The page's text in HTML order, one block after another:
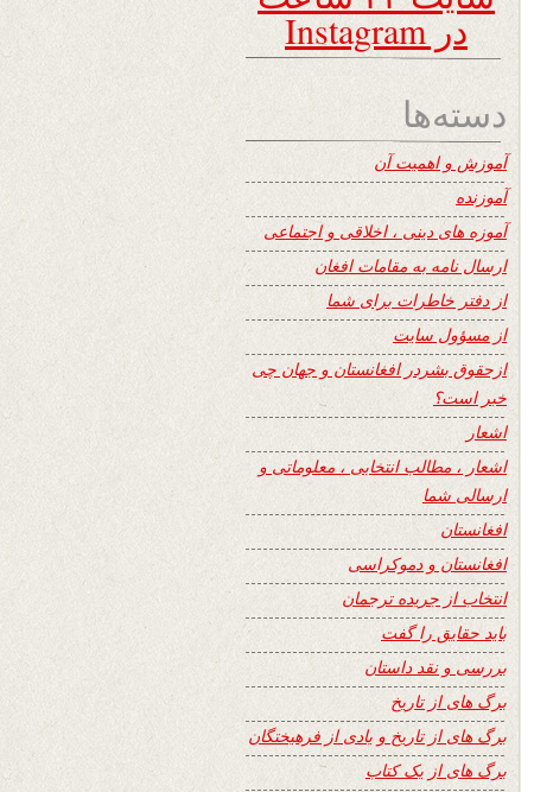
در Instagram
دسته‌ها
آموزش و اهمیت آن
آموزنده
آموزه های دینی ، اخلاقی و اجتماعی
ارسال نامه به مقامات افغان
از دفتر خاطرات برای شما
از مسؤول سایت
ازحقوق بشردر افغانستان و جهان چی
خبر است؟
اشعار
اشعار ، مطالب انتخابی ، معلوماتی و
ارسالی شما
افغانستان
افغانستان و دموکراسی
انتخاب از جریده ترجمان
باید حقایق را گفت
بررسی و نقد داستان
برگ های از تاریخ
برگ های از تاریخ و یادی از فرهیختگان
برگ های از یک کتاب